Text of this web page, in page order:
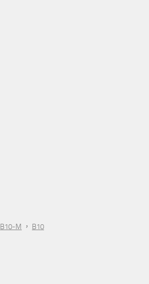
B10-M ， B10